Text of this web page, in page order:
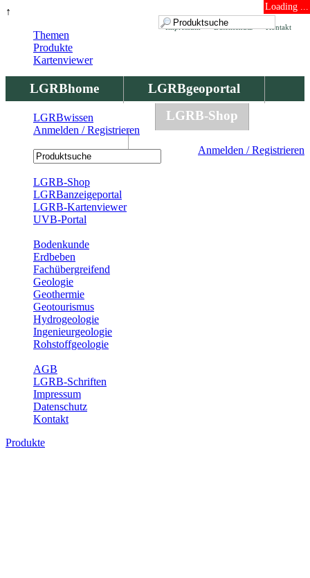
↑ Loading ...
Kontakt
Datenschutz
Impressum
LGRBhome
LGRBgeoportal
LGRBbohrungen
LGRB-Shop
Anmelden / Registrieren
Themen
Produkte
Kartenviewer
LGRBwissen
Anmelden / Registrieren
LGRB-Shop
LGRBanzeigeportal
LGRB-Kartenviewer
UVB-Portal
Bodenkunde
Erdbeben
Fachübergreifend
Geologie
Geothermie
Geotourismus
Hydrogeologie
Ingenieurgeologie
Rohstoffgeologie
AGB
LGRB-Schriften
Impressum
Datenschutz
Kontakt
Produkte